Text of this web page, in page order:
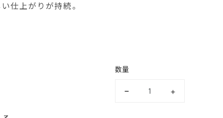
仕上がりが持続。
数量